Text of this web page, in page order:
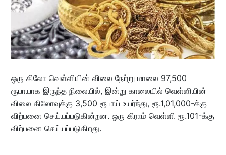
ஒரு கிலோ வெள்ளியின் விலை நேற்று மாலை 97,500
ரூபாயாக இருந்த நிலையில், இன்று காலையில் வெள்ளியின்
விலை கிலோவுக்கு 3,500 ரூபாய் உயர்ந்து, ரூ.1,01,000-க்கு
விற்பனை செய்யப்படுகின்றன. ஒரு கிராம் வெள்ளி ரூ.101-க்கு
விற்பனை செய்யப்படுகிறது.